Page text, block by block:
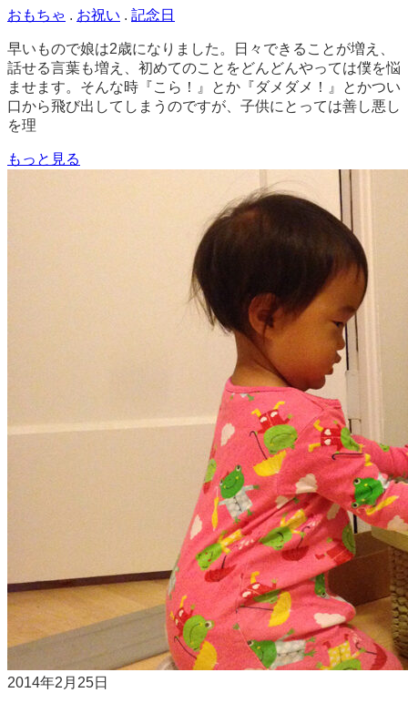
おもちゃ . お祝い . 記念日
早いもので娘は2歳になりました。日々できることが増え、
話せる言葉も増え、初めてのことをどんどんやっては僕を悩
ませます。そんな時『こら！』とか『ダメダメ！』とかつい
口から飛び出してしまうのですが、子供にとっては善し悪し
を理
もっと見る
2014年2月25日